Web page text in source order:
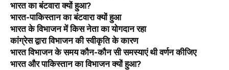
भारत का बंटवारा क्यों हुआ?
भारत-पाकिस्तान का बंटवारा क्यों हुआ
भारत के विभाजन में किस नेता का योगदान रहा
कांग्रेस द्वारा विभाजन की स्वीकृति के कारण
भारत विभाजन के समय कौन-कौन सी समस्याएं थी वर्णन कीजिए
भारत और पाकिस्तान का विभाजन क्यों हुआ?